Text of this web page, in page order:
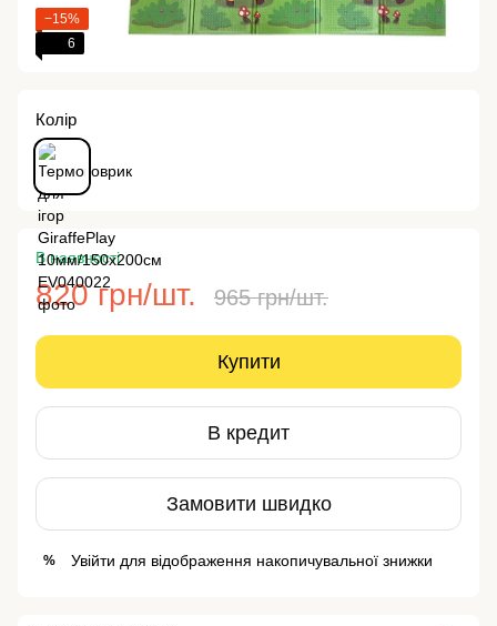
−15%
6
Колір
В наявності
820 грн/шт. 965 грн/шт.
Купити
В кредит
Замовити швидко
% Увійти для відображення накопичувальної знижки